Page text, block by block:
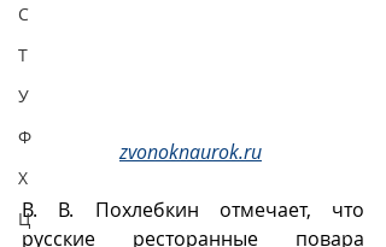
С
Т
У
Ф
Х
Ц
zvonoknaurok.ru
В. В. Похлебкин отмечает, что